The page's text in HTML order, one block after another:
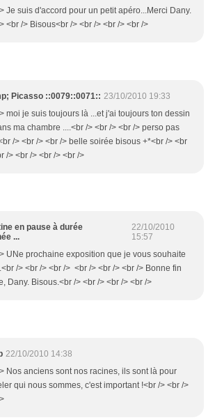
Je suis d'accord pour un petit apéro...Merci Dany.
<br /> Bisous<br /> <br /> <br /> <br />
Picasso ::0079::0071:: 23/10/2010 19:33
moi je suis toujours là ...et j'ai toujours ton dessin
ma chambre ....<br /> <br /> <br /> perso pas
/> <br /> <br /> belle soirée bisous +*<br /> <br
/> <br /> <br /> <br />
en pause à durée
...
22/10/2010
15:57
UNe prochaine exposition que je vous souhaite
/> <br /> <br /> <br /> <br /> <br /> Bonne fin
Dany. Bisous.<br /> <br /> <br /> <br />
22/10/2010 14:38
Nos anciens sont nos racines, ils sont là pour
qui nous sommes, c'est important !<br /> <br />